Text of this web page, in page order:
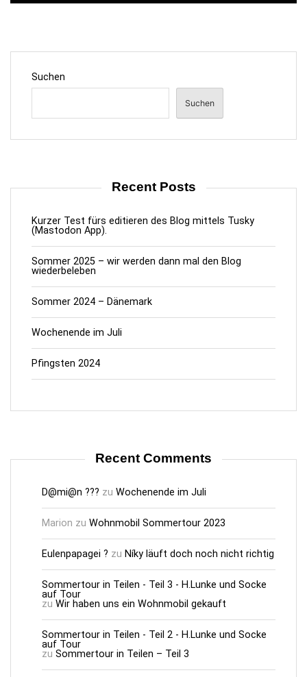
Suchen
Suchen
Recent Posts
Kurzer Test fürs editieren des Blog mittels Tusky
(Mastodon App).
Sommer 2025 – wir werden dann mal den Blog
wiederbeleben
Sommer 2024 – Dänemark
Wochenende im Juli
Pfingsten 2024
Recent Comments
D@mi@n ??? zu Wochenende im Juli
Marion zu Wohnmobil Sommertour 2023
Eulenpapagei ? zu Níky läuft doch noch nicht richtig
Sommertour in Teilen - Teil 3 - H.Lunke und Socke
auf Tour
zu Wir haben uns ein Wohnmobil gekauft
Sommertour in Teilen - Teil 2 - H.Lunke und Socke
auf Tour
zu Sommertour in Teilen – Teil 3